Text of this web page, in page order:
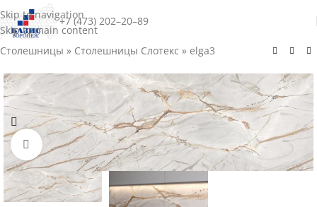
Skip to navigation
Skip to main content
+7 (473) 202–20–89
Столешницы » Столешницы Слотекс » elga3
Нажмите для увеличения